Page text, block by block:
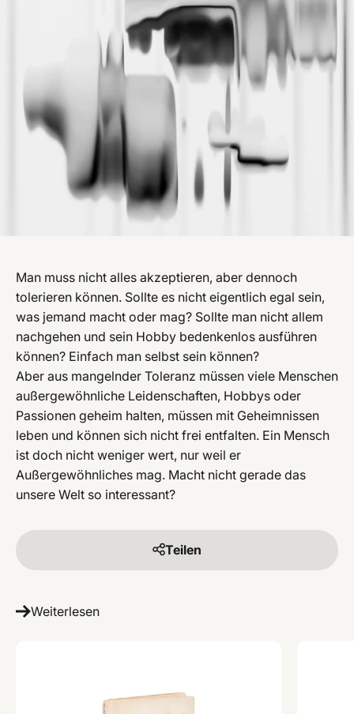
Man muss nicht alles akzeptieren, aber dennoch
tolerieren können. Sollte es nicht eigentlich egal sein,
was jemand macht oder mag? Sollte man nicht allem
nachgehen und sein Hobby bedenkenlos ausführen
können? Einfach man selbst sein können?
Aber aus mangelnder Toleranz müssen viele Menschen
außergewöhnliche Leidenschaften, Hobbys oder
Passionen geheim halten, müssen mit Geheimnissen
leben und können sich nicht frei entfalten. Ein Mensch
ist doch nicht weniger wert, nur weil er
Außergewöhnliches mag. Macht nicht gerade das
unsere Welt so interessant?
Teilen
Weiterlesen